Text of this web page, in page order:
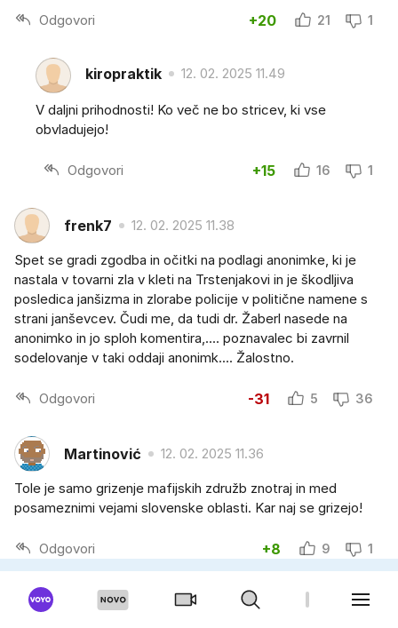
Odgovori +20 21 1
kiropraktik 12. 02. 2025 11.49
V daljni prihodnosti! Ko več ne bo stricev, ki vse
obvladujejo!
Odgovori +15 16 1
frenk7 12. 02. 2025 11.38
Spet se gradi zgodba in očitki na podlagi anonimke, ki je
nastala v tovarni zla v kleti na Trstenjakovi in je škodljiva
posledica janšizma in zlorabe policije v politične namene s
strani janševcev. Čudi me, da tudi dr. Žaberl nasede na
anonimko in jo sploh komentira,.... poznavalec bi zavrnil
sodelovanje v taki oddaji anonimk.... Žalostno.
Odgovori -31 5 36
Martinović 12. 02. 2025 11.36
Tole je samo grizenje mafijskih združb znotraj in med
posameznimi vejami slovenske oblasti. Kar naj se grizejo!
Odgovori +8 9 1
nadangel Mihael 12. 02. 2025 11.31